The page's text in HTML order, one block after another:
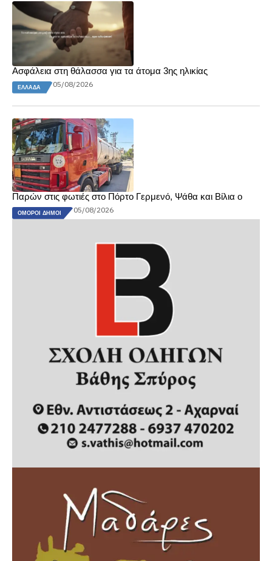
Ασφάλεια στη θάλασσα για τα άτομα 3ης ηλικίας
ΕΛΛΆΔΑ 05/08/2026
Παρών στις φωτιές στο Πόρτο Γερμενό, Ψάθα και Βίλια ο
ΌΜΟΡΟΙ ΔΉΜΟΙ 05/08/2026